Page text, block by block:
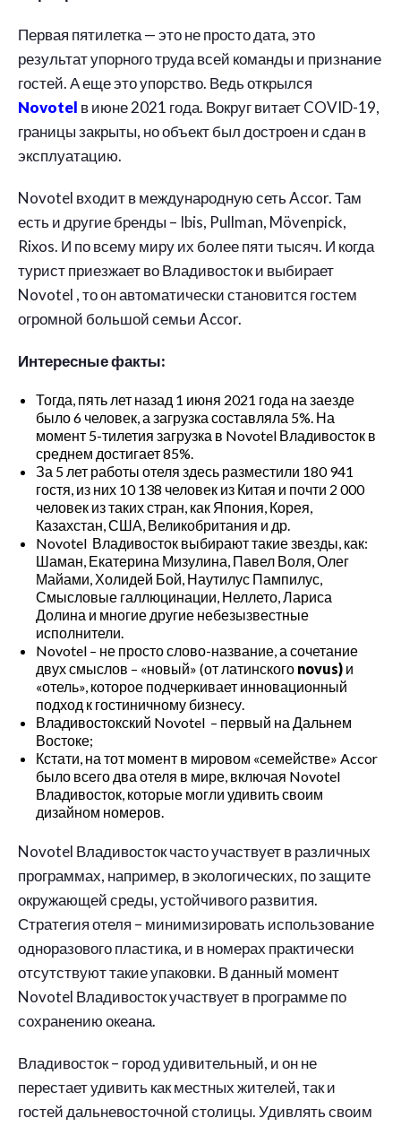
Первая пятилетка — это не просто дата, это
результат упорного труда всей команды и признание
гостей. А еще это упорство. Ведь открылся
Novotel в июне 2021 года. Вокруг витает COVID-19,
границы закрыты, но объект был достроен и сдан в
эксплуатацию.
Novotel входит в международную сеть Accor. Там
есть и другие бренды – Ibis, Pullman, Mövenpick,
Rixos. И по всему миру их более пяти тысяч. И когда
турист приезжает во Владивосток и выбирает
Novotel , то он автоматически становится гостем
огромной большой семьи Accor.
Интересные факты:
Тогда, пять лет назад 1 июня 2021 года на заезде
было 6 человек, а загрузка составляла 5%. На
момент 5-тилетия загрузка в Novotel Владивосток в
среднем достигает 85%.
За 5 лет работы отеля здесь разместили 180 941
гостя, из них 10 138 человек из Китая и почти 2 000
человек из таких стран, как Япония, Корея,
Казахстан, США, Великобритания и др.
Novotel Владивосток выбирают такие звезды, как:
Шаман, Екатерина Мизулина, Павел Воля, Олег
Майами, Холидей Бой, Наутилус Пампилус,
Смысловые галлюцинации, Неллето, Лариса
Долина и многие другие небезызвестные
исполнители.
Novotel – не просто слово-название, а сочетание
двух смыслов – «новый» (от латинского novus) и
«отель», которое подчеркивает инновационный
подход к гостиничному бизнесу.
Владивостокский Novotel – первый на Дальнем
Востоке;
Кстати, на тот момент в мировом «семействе» Accor
было всего два отеля в мире, включая Novotel
Владивосток, которые могли удивить своим
дизайном номеров.
Novotel Владивосток часто участвует в различных
программах, например, в экологических, по защите
окружающей среды, устойчивого развития.
Стратегия отеля – минимизировать использование
одноразового пластика, и в номерах практически
отсутствуют такие упаковки. В данный момент
Novotel Владивосток участвует в программе по
сохранению океана.
Владивосток – город удивительный, и он не
перестает удивить как местных жителей, так и
гостей дальневосточной столицы. Удивлять своим